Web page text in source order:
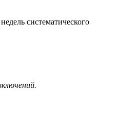
систематического